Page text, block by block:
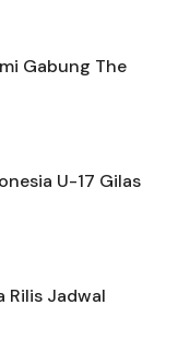
Gabung The
U-17 Gilas
Rilis Jadwal